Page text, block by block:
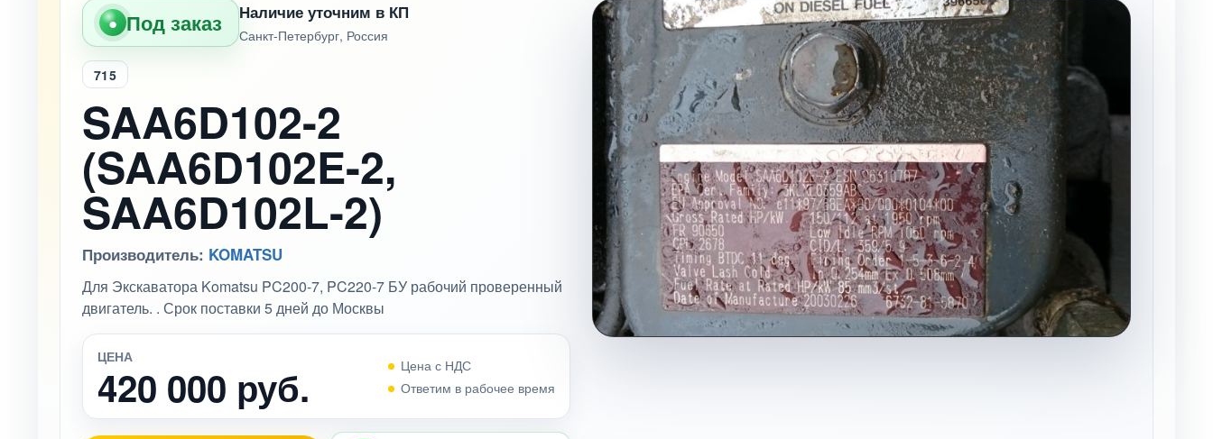
● Под заказ Наличие уточним в КП
Санкт-Петербург, Россия
715
SAA6D102-2
(SAA6D102E-2,
SAA6D102L-2)
Производитель: KOMATSU
Для Экскаватора Komatsu PC200-7, PC220-7 БУ рабочий проверенный
двигатель. . Срок поставки 5 дней до Москвы
ЦЕНА
420 000 руб.
Цена с НДС
Ответим в рабочее время